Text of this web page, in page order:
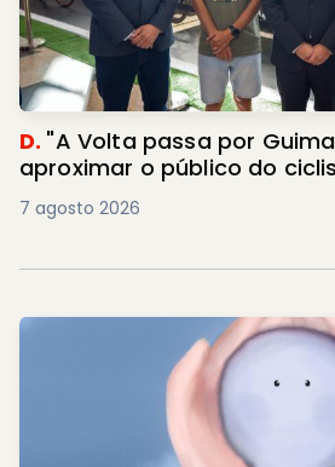
D. "A Volta passa por
aproximar o público do
7 agosto 2026